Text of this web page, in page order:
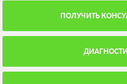
ПОЛУЧИТЬ